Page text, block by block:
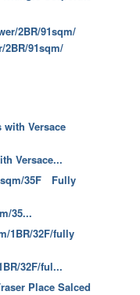
2BR/91sqm/
Versace...
35...
32F/ful...
Place Salced